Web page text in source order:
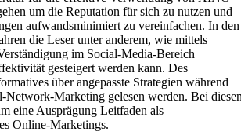
um die Reputation für sich zu nutzen und
aufwandsminimiert zu vereinfachen. In den
die Leser unter anderem, wie mittels
im Social-Media-Bereich
gesteigert werden kann. Des
über angepasste Strategien während
Network-Marketing gelesen werden. Bei diesen
eine Ausprägung Leitfaden als
Online-Marketings.